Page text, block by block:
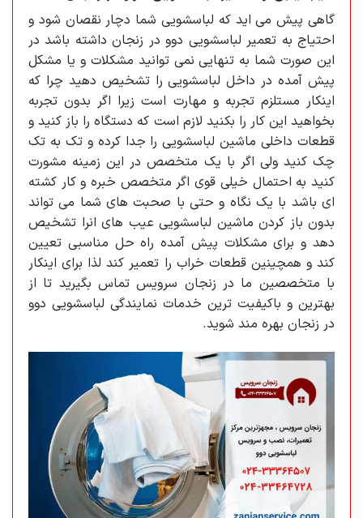
گاهی پیش می اید که لباسشویی شما دچار نقصان شود و
احتیاج به تعمیر لباسشویی دوو در زنجان داشته باشد در
این صورت شما به تنهایی نمی توانید مشکلات و یا مشکل
پیش آمده در داخل لباسشویی را تشخیص دهید چرا که
اینکار مستلزم تجربه و مهارت است زیرا اگر بدون تجربه
بخواهید این کار را بکنید لازم است که دستگاه را باز کنید و
قطعات داخلی ماشین لباسشویی را جدا کرده و تک به تک
چک کنید ولی اگر با یک متخصص در این زمینه مشورت
کنید به احتمال خیلی قوی اگر متخصص خبره و کار کشته
ای باشد با یک نگاه و حتی با صحبت های شما می تواند
بدون باز کردن ماشین لباسشویی عیب های انرا تشخیص
دهد و برای مشکلات پیش آمده راه حل مناسبی تعیین
کند و همچینین قطعات خراب را تعمیر کند لذا برای اینکار
با متخصصین ما در زنجان سرویس تماس بگیرید تا از
بهترین و باکیفیت ترین خدمات نمایندگی لباسشویی دوو
در زنجان بهره مند شوید.